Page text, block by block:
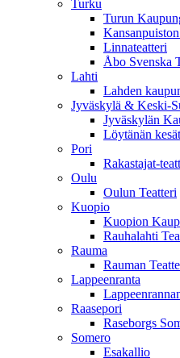
Turku
Turun
Linnateatteri
Åbo Svenska
Lahti
Lahden
Jyväskylä & Keski-
Jyväskylän
Löytänän
Pori
Rakastajat-
Oulu
Oulun Teatteri
Kuopio
Kuopion
Rauhalahti
Rauma
Rauman
Lappeenranta
Raasepori
Raseborgs
Somero
Esakallio